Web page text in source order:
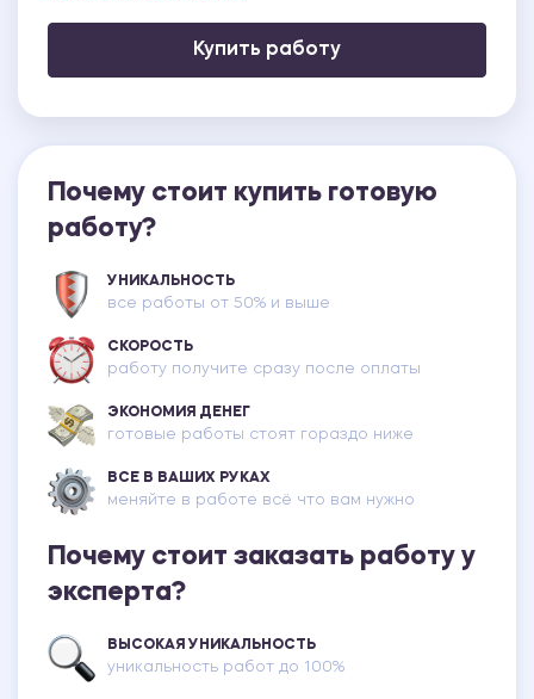
Купить работу
Почему стоит купить готовую
работу?
УНИКАЛЬНОСТЬ
все работы от 50% и выше
СКОРОСТЬ
работу получите сразу после оплаты
ЭКОНОМИЯ ДЕНЕГ
готовые работы стоят гораздо ниже
ВСЕ В ВАШИХ РУКАХ
меняйте в работе всё что вам нужно
Почему стоит заказать работу у
эксперта?
ВЫСОКАЯ УНИКАЛЬНОСТЬ
уникальность работ до 100%